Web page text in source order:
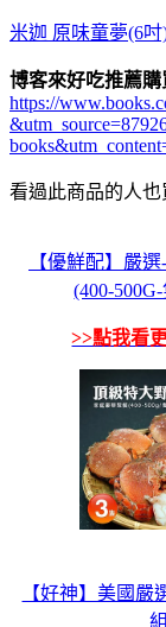
米迦 原味童夢(6
博客來好吃推薦購
https://
看過此商品的人也
【優鮮配】嚴
(400-
>>點我看
【好神】美國嚴
組